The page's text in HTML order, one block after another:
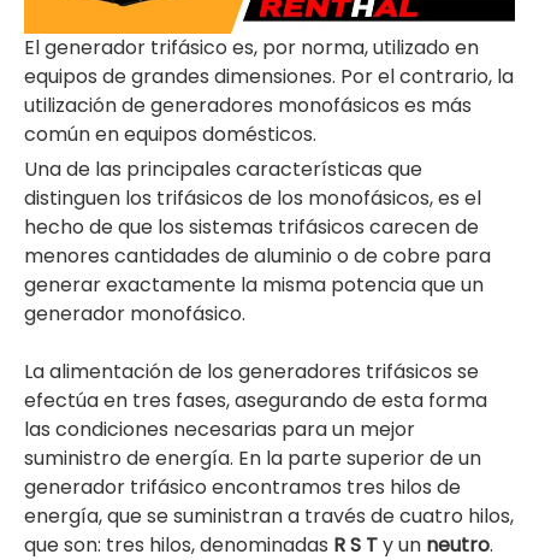
El generador trifásico es, por norma, utilizado en
equipos de grandes dimensiones. Por el contrario, la
utilización de generadores monofásicos es más
común en equipos domésticos.
Una de las principales características que
distinguen los trifásicos de los monofásicos, es el
hecho de que los sistemas trifásicos carecen de
menores cantidades de aluminio o de cobre para
generar exactamente la misma potencia que un
generador monofásico.
La alimentación de los generadores trifásicos se
efectúa en tres fases, asegurando de esta forma
las condiciones necesarias para un mejor
suministro de energía. En la parte superior de un
generador trifásico encontramos tres hilos de
energía, que se suministran a través de cuatro hilos,
que son: tres hilos, denominadas R S Ty un neutro.